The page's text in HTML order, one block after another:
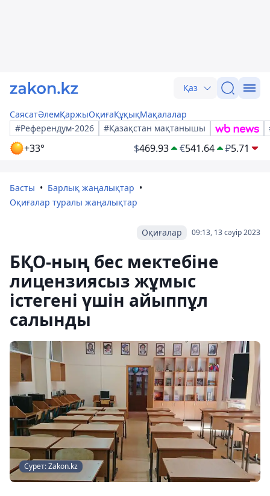
Қаз
СаясатӘлемҚаржыОқиғаҚұқықМақалалар
#Референдум-2026
#Қазақстан мақтанышы
+33° $469.93 €541.64 ₽5.71
Басты
Барлық жаңалықтар
Оқиғалар туралы жаңалықтар
09:13, 13 сәуір 2023
Оқиғалар
БҚО-ның бес мектебіне
лицензиясыз жұмыс
істегені үшін айыппұл
салынды
Сурет: Zakon.kz